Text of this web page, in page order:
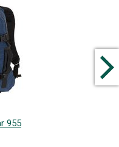
955